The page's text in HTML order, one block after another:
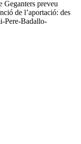
Geganters preveu
de l’aportació: des
Pere-Badallo-